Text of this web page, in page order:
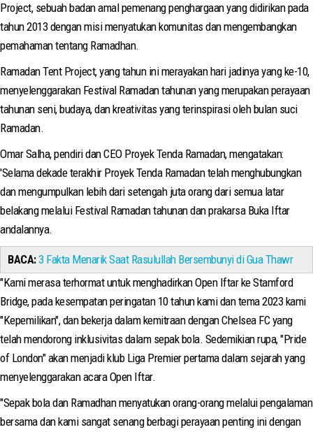
Project, sebuah badan amal pemenang penghargaan yang didirikan pada
tahun 2013 dengan misi menyatukan komunitas dan mengembangkan
pemahaman tentang Ramadhan.
Ramadan Tent Project, yang tahun ini merayakan hari jadinya yang ke-10,
menyelenggarakan Festival Ramadan tahunan yang merupakan perayaan
tahunan seni, budaya, dan kreativitas yang terinspirasi oleh bulan suci
Ramadan.
Omar Salha, pendiri dan CEO Proyek Tenda Ramadan, mengatakan:
'Selama dekade terakhir Proyek Tenda Ramadan telah menghubungkan
dan mengumpulkan lebih dari setengah juta orang dari semua latar
belakang melalui Festival Ramadan tahunan dan prakarsa Buka Iftar
andalannya.
BACA:3 Fakta Menarik Saat Rasulullah Bersembunyi di Gua Thawr
"Kami merasa terhormat untuk menghadirkan Open Iftar ke Stamford
Bridge, pada kesempatan peringatan 10 tahun kami dan tema 2023 kami
"Kepemilikan", dan bekerja dalam kemitraan dengan Chelsea FC yang
telah mendorong inklusivitas dalam sepak bola. Sedemikian rupa, "Pride
of London" akan menjadi klub Liga Premier pertama dalam sejarah yang
menyelenggarakan acara Open Iftar.
"Sepak bola dan Ramadhan menyatukan orang-orang melalui pengalaman
bersama dan kami sangat senang berbagi perayaan penting ini dengan